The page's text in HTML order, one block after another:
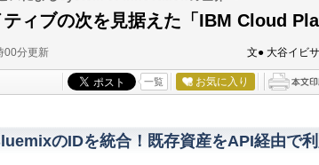
ィブの次を見据えた「IBM Cloud
00分更新 文● 大谷イビ
一覧 お気に入り
のIDを統合！既存資産をAPI経由で